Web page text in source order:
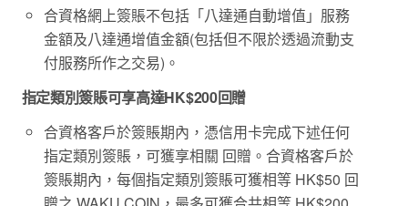
合資格網上簽賬不包括「八達通自動增值」服務
金額及八達通增值金額(包括但不限於透過流動支
付服務所作之交易)。
指定類別簽賬可享高達HK$200回贈
合資格客戶於簽賬期內，憑信用卡完成下述任何
指定類別簽賬，可獲享相關 回贈。合資格客戶於
簽賬期內，每個指定類別簽賬可獲相等 HK$50 回